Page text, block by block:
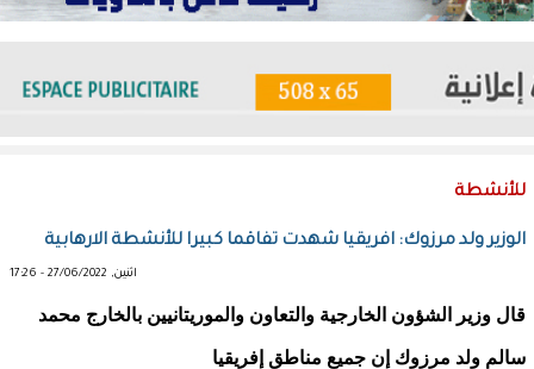
للأنشطة
الوزير ولد مرزوك: افريقيا شهدت تفاقما كبيرا للأنشطة الارهابية
اثنين, 27/06/2022 - 17:26
قال وزير الشؤون الخارجية والتعاون والموريتانيين بالخارج محمد
سالم ولد مرزوك إن جميع مناطق إفريقيا